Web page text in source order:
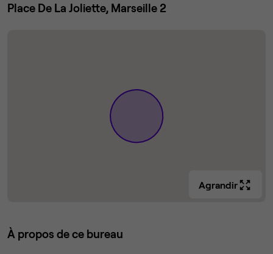
Place De La Joliette, Marseille 2
Agrandir
À propos de ce bureau